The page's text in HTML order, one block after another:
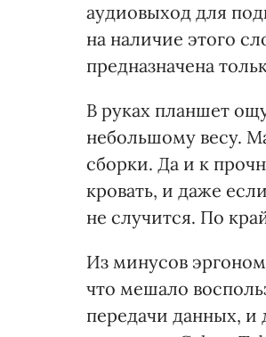
аудиовыход для
на наличие этого
предназначена
В руках планшет
небольшому весу.
сборки. Да и к
кровать, и даже
не случится. По
Из минусов
что мешало
передачи данных, и